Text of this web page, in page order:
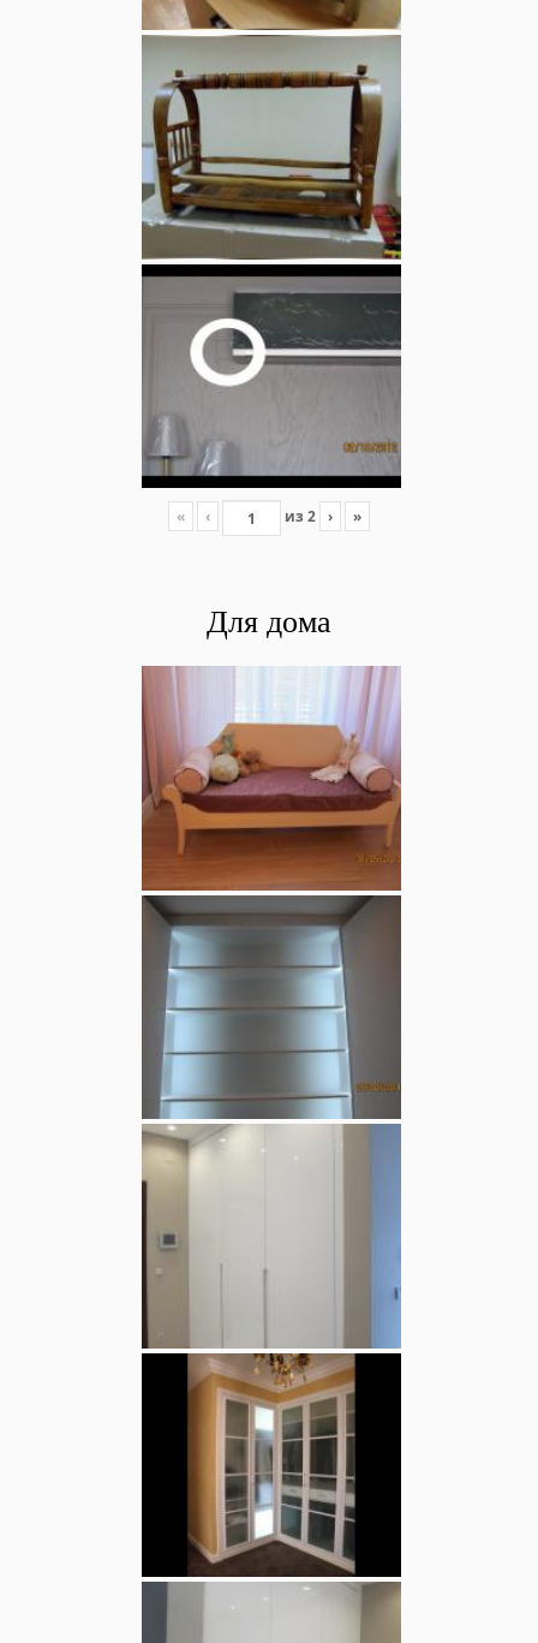
« ‹ из 2 › »
Для дома